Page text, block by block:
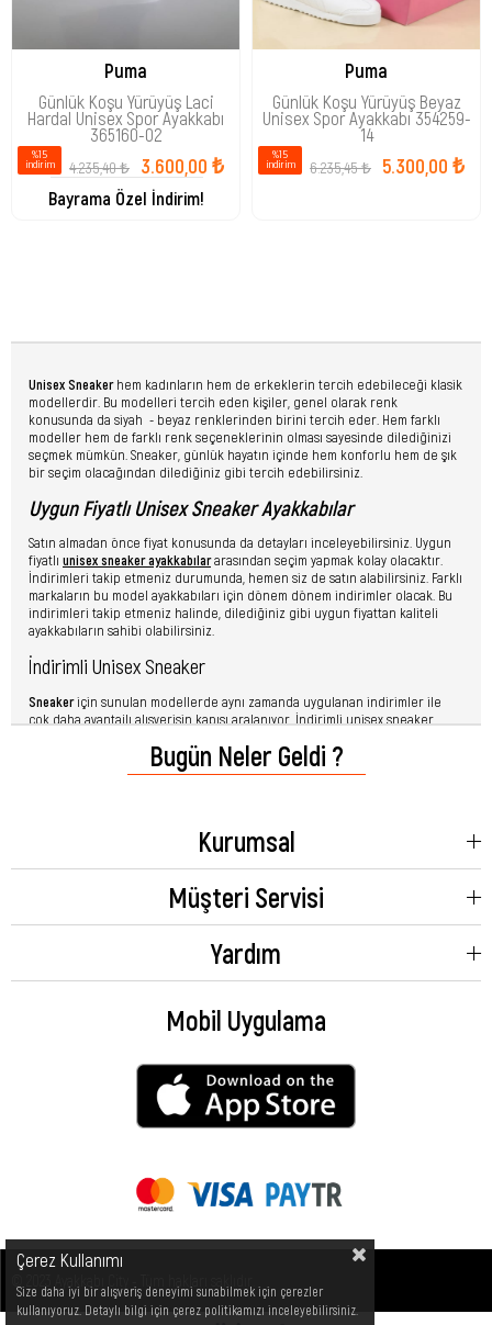
Puma
Günlük Koşu Yürüyüş Laci
Hardal Unisex Spor Ayakkabı
365160-02
3.600,00 ₺
4.235,40 ₺
Bayrama Özel İndirim!
%15
i̇ndirim
Puma
Günlük Koşu Yürüyüş Beyaz
Unisex Spor Ayakkabı 354259-
14
5.300,00 ₺
6.235,45 ₺
%15
i̇ndirim
Unisex Sneakerhem kadınların hem de erkeklerin tercih edebileceği klasik
modellerdir. Bu modelleri tercih eden kişiler, genel olarak renk
konusunda da siyah - beyaz renklerinden birini tercih eder. Hem farklı
modeller hem de farklı renk seçeneklerinin olması sayesinde dilediğinizi
seçmek mümkün. Sneaker, günlük hayatın içinde hem konforlu hem de şık
bir seçim olacağından dilediğiniz gibi tercih edebilirsiniz.
Uygun Fiyatlı Unisex Sneaker Ayakkabılar
Satın almadan önce fiyat konusunda da detayları inceleyebilirsiniz. Uygun
fiyatlı unisex sneaker ayakkabılararasından seçim yapmak kolay olacaktır.
İndirimleri takip etmeniz durumunda, hemen siz de satın alabilirsiniz. Farklı
markaların bu model ayakkabıları için dönem dönem indirimler olacak. Bu
indirimleri takip etmeniz halinde, dilediğiniz gibi uygun fiyattan kaliteli
ayakkabıların sahibi olabilirsiniz.
İndirimli Unisex Sneaker
Sneakeriçin sunulan modellerde aynı zamanda uygulanan indirimler ile
çok daha avantajlı alışverişin kapısı aralanıyor. İndirimli unisex sneaker
edebilir. Sunulan indirim fırsatları göz önünde bulundurularak, seçenekler
üzerinden anında sipariş vermek mümkün.
Elbette aynı zamanda ortalamanın altında fiyata sahip ucuz unisex sneakers
alma şansınız da olacak. Değerlendirin ve indirim fırsatları ile son derece
avantajlı bir şekilde satın alın. Hem avantajlı fiyat hem de kaliteli ayakkabılar
için sipariş verebilirsiniz. Unisex sneaker ayakkabı modelleri arasından
indirimlileri seçebilirsiniz.
Bugün Neler Geldi ?
Kurumsal
Müşteri Servisi
Yardım
Mobil Uygulama
Çerez Kullanımı
Size daha iyi bir alışveriş deneyimi sunabilmek için çerezler
kullanıyoruz. Detaylı bilgi için çerez politikamızı inceleyebilirsiniz.